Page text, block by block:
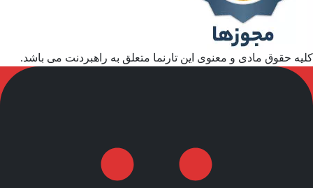
کلیه حقوق مادی و معنوی این تارنما متعلق به راهبردنت می باشد.